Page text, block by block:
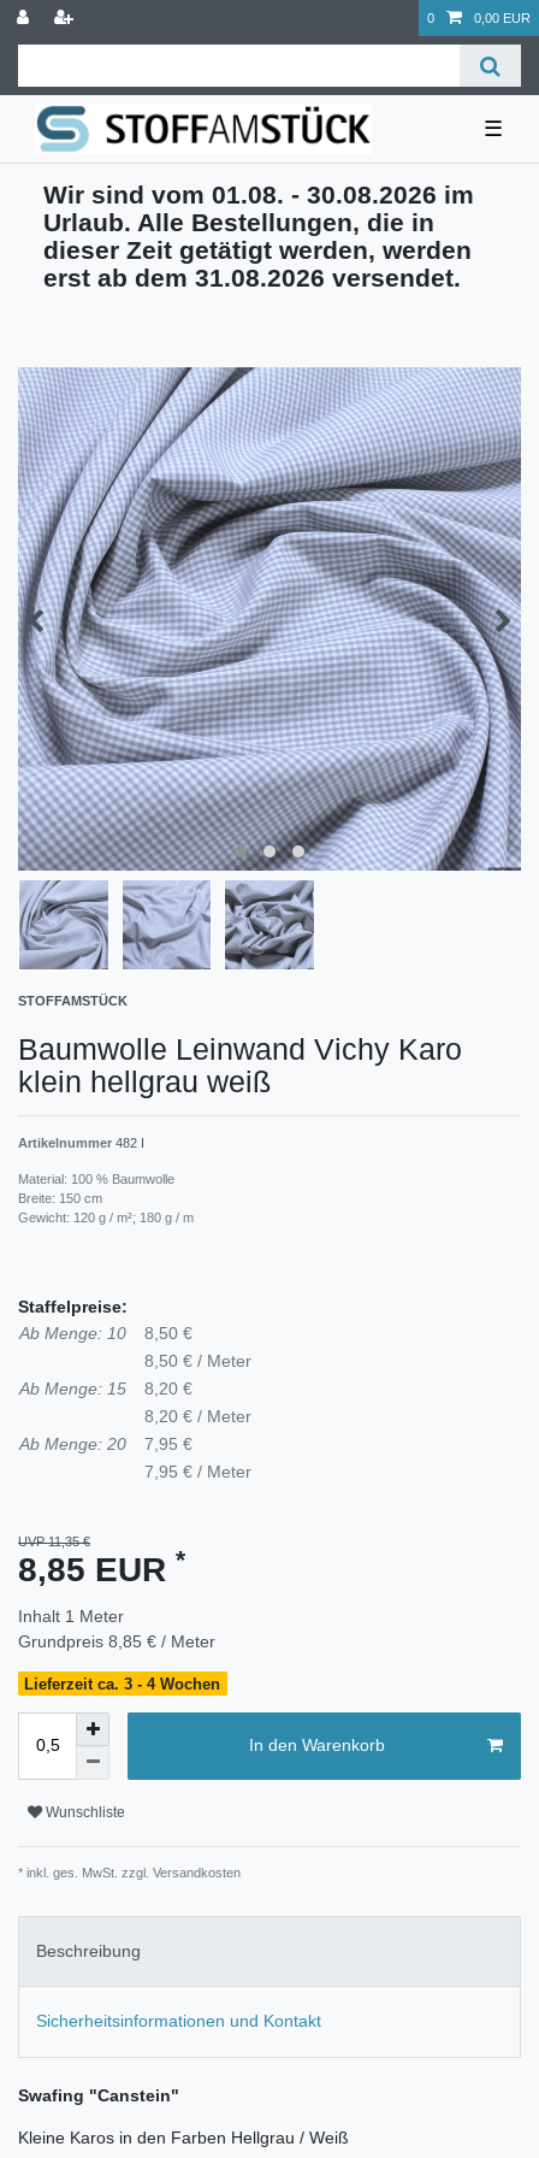
0 0,00 EUR
☰
Wir sind vom 01.08. - 30.08.2026 im
Urlaub. Alle Bestellungen, die in
dieser Zeit getätigt werden, werden
erst ab dem 31.08.2026 versendet.
STOFFAMSTÜCK
Baumwolle Leinwand Vichy Karo
klein hellgrau weiß
Artikelnummer 482 I
Material: 100 % Baumwolle
Breite: 150 cm
Gewicht: 120 g / m²; 180 g / m
Staffelpreise:
Ab Menge: 10
8,50 €
8,50 € / Meter
Ab Menge: 15
8,20 €
8,20 € / Meter
Ab Menge: 20
7,95 €
7,95 € / Meter
UVP 11,35 €
8,85 EUR *
Inhalt 1 Meter
Grundpreis 8,85 € / Meter
Lieferzeit ca. 3 - 4 Wochen
In den Warenkorb
Wunschliste
* inkl. ges. MwSt. zzgl. Versandkosten
Beschreibung
Sicherheitsinformationen und Kontakt
Swafing "Canstein"
Kleine Karos in den Farben Hellgrau / Weiß